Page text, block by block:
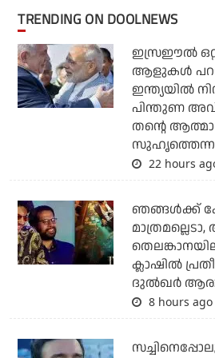
TRENDING ON DOOLNEWS
ഇസ്രഈല്‍
ആളുകള്‍
ഇന്ത്യയില്‍
പിന്തുണ
തന്റെ
22 hours
ഞങ്ങള്‍ക്ക്
ക്ലാഷില്‍
ദുല്‍ഖര്‍
8 hours ago